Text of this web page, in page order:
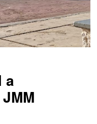
a